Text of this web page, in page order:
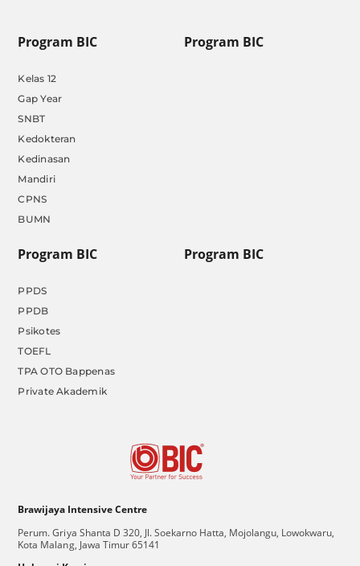
Program BIC
Kelas 12
Gap Year
SNBT
Kedokteran
Kedinasan
Mandiri
CPNS
BUMN
Program BIC
Program BIC
PPDS
PPDB
Psikotes
TOEFL
TPA OTO Bappenas
Private Akademik
Program BIC
Brawijaya Intensive Centre
Perum. Griya Shanta D 320, Jl. Soekarno Hatta, Mojolangu, Lowokwaru,
Kota Malang, Jawa Timur 65141